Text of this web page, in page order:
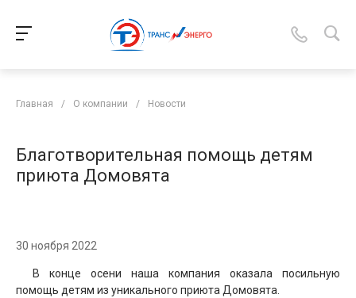
Главная / О компании / Новости
Благотворительная помощь детям
приюта Домовята
30 ноября 2022
В конце осени наша компания оказала посильную
помощь детям из уникального приюта Домовята.